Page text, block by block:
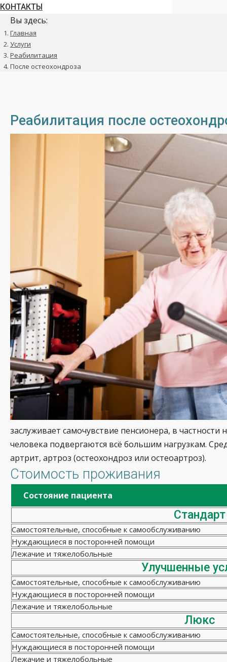
КОНТАКТЫ
Вы здесь:
Главная
Услуги
Реабилитация
После остеохондроза
Реабилитация после
заслуживает самочувствие пенсионера, в
человека подвергаются всё большим нагрузкам.
артрит, артроз (остеохондроз или остеоартроз).
Стоимость проживания
Состояние пациента
Стандарт
Самостоятельные, способные к самообслуживанию
Нуждающиеся в посторонней помощи
Лежачие и тяжелобольные
Улучшенные
Самостоятельные, способные к самообслуживанию
Нуждающиеся в посторонней помощи
Лежачие и тяжелобольные
Люкс
Самостоятельные, способные к самообслуживанию
Нуждающиеся в посторонней помощи
Лежачие и тяжелобольные